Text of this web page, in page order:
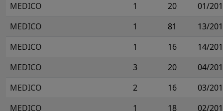
MEDICO
1 20
01/
MEDICO
1 81
13/
MEDICO
1 16
14/
MEDICO
3 20
04/
MEDICO
2 16
03/
MEDICO
1 18 02/